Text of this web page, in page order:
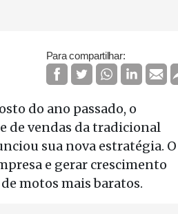
Para compartilhar:
do ano passado, o
de vendas da tradicional
sua nova estratégia. O
e gerar crescimento
motos mais baratos.